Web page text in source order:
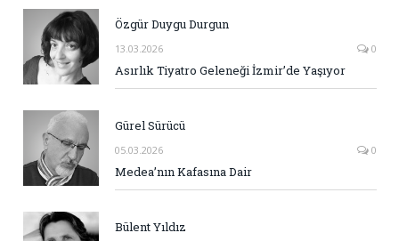
Özgür Duygu Durgun
13.03.2026 0
Asırlık Tiyatro Geleneği İzmir’de Yaşıyor
Gürel Sürücü
05.03.2026 0
Medea’nın Kafasına Dair
Bülent Yıldız